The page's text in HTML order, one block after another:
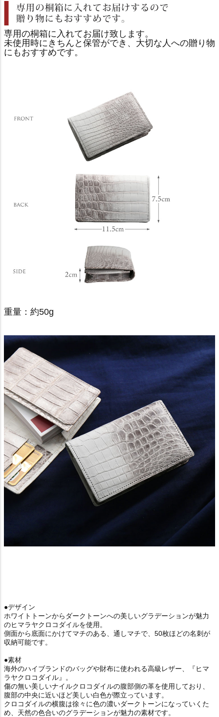
専用の桐箱に入れてお届け致します。
未使用時にきちんと保管ができ、大切な人への贈り物
にもおすすめです。
重量：約50g
●デザイン
ホワイトトーンからダークトーンへの美しいグラデーションが魅力
のヒマラヤクロコダイルを使用。
側面から底面にかけてマチのある、通しマチで、50枚ほどの名刺が
収納可能です。
●素材
海外のハイブランドのバッグや財布に使われる高級レザー、『ヒマ
ラヤクロコダイル』。
傷の無い美しいナイルクロコダイルの腹部側の革を使用しており、
腹部の中央に近いほど美しい白色が際立っています。
クロコダイルの横腹は徐々に色の濃いダークトーンになっていくた
め、天然の色合いのグラデーションが魅力の素材です。